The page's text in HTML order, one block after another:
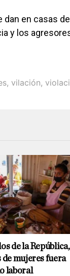
en casas
y los
, vilación,
de la República,
de mujeres fuera
laboral